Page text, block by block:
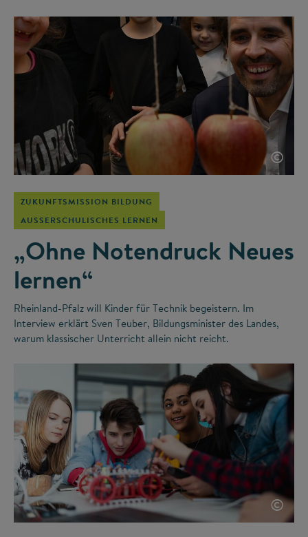
©
ZUKUNFTSMISSION BILDUNG
AUSSERSCHULISCHES LERNEN
„Ohne Notendruck Neues
lernen“
Rheinland-Pfalz will Kinder für Technik begeistern. Im
Interview erklärt Sven Teuber, Bildungsminister des Landes,
warum klassischer Unterricht allein nicht reicht.
©